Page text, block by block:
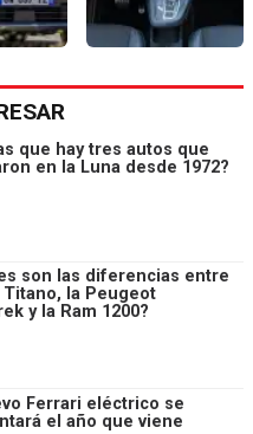
que hay tres autos que
en la Luna desde 1972?
son las diferencias entre
Titano, la Peugeot
y la Ram 1200?
Ferrari eléctrico se
el año que viene